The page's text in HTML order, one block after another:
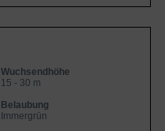
Wuchsendhöhe
15 - 30 m
Belaubung
Immergrün